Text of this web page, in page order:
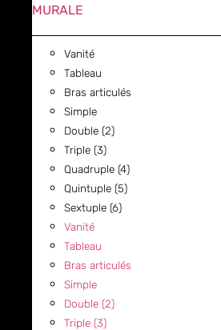
MURALE
Vanité
Tableau
Bras articulés
Simple
Double (2)
Triple (3)
Quadruple (4)
Quintuple (5)
Sextuple (6)
Vanité
Tableau
Bras articulés
Simple
Double (2)
Triple (3)